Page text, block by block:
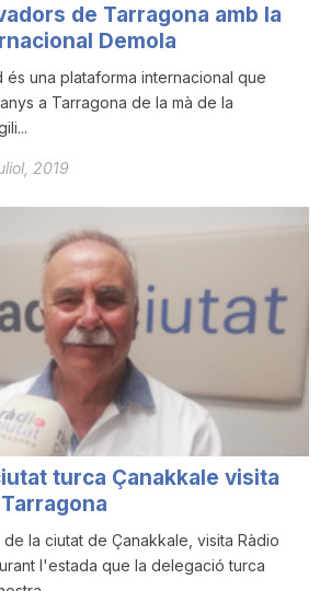
de Tarragona amb la
Demola
és una plataforma internacional que
a Tarragona de la mà de la
2019
turca Çanakkale visita
la ciutat de Çanakkale, visita Ràdio
l'estada que la delegació turca